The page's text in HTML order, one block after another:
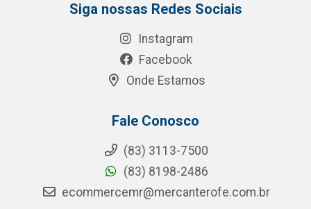
Siga nossas Redes Sociais
Instagram
Facebook
Onde Estamos
Fale Conosco
(83) 3113-7500
(83) 8198-2486
ecommercemr@mercanterofe.com.br